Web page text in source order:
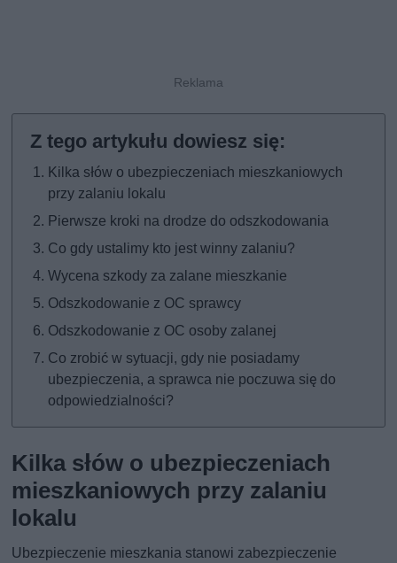
Kilka słów o ubezpieczeniach mieszkaniowych
przy zalaniu lokalu
Pierwsze kroki na drodze do odszkodowania
Co gdy ustalimy kto jest winny zalaniu?
Wycena szkody za zalane mieszkanie
Odszkodowanie z OC sprawcy
Odszkodowanie z OC osoby zalanej
Co zrobić w sytuacji, gdy nie posiadamy
ubezpieczenia, a sprawca nie poczuwa się do
odpowiedzialności?
Kilka słów o ubezpieczeniach
mieszkaniowych przy zalaniu
lokalu
Ubezpieczenie mieszkania stanowi zabezpieczenie